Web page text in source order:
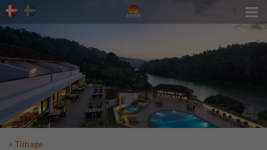

« Tilbage